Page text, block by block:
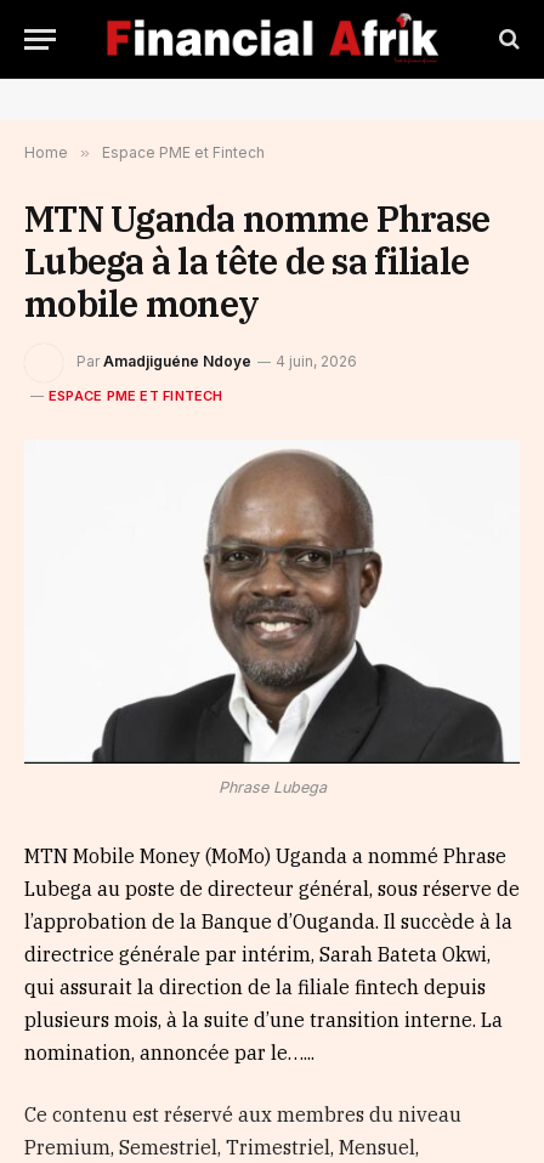
Home » Espace PME et Fintech
MTN Uganda nomme Phrase
Lubega à la tête de sa filiale
mobile money
Par Amadjiguéne Ndoye 4 juin, 2026
ESPACE PME ET FINTECH
Phrase Lubega
MTN Mobile Money (MoMo) Uganda a nommé Phrase
Lubega au poste de directeur général, sous réserve de
l’approbation de la Banque d’Ouganda. Il succède à la
directrice générale par intérim, Sarah Bateta Okwi,
qui assurait la direction de la filiale fintech depuis
plusieurs mois, à la suite d’une transition interne. La
nomination, annoncée par le…...
Ce contenu est réservé aux membres du niveau
Premium, Semestriel, Trimestriel, Mensuel,